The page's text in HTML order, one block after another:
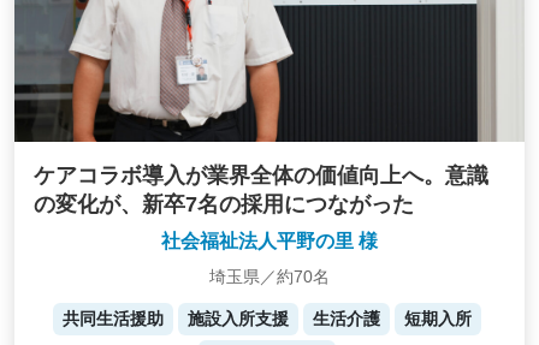
ケアコラボ導入が業界全体の価値向上へ。意識
の変化が、新卒7名の採用につながった
社会福祉法人平野の里 様
埼玉県／約70名
共同生活援助 施設入所支援 生活介護
短期入所